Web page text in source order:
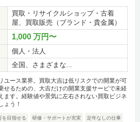
買取・リサイクルショップ・古着
屋、買取販売（ブランド・貴金属）
1,000 万円〜
個人・法人
全国、さまざまな...
ユース業界。買取大吉は低リスクでの開業が可
せるための、大吉だけの開業支援サービで未経
ます。経験値や景気に左右されない買取ビジネ
ょう！
を目指せる 研修・サポートが充実 定年なしの仕事